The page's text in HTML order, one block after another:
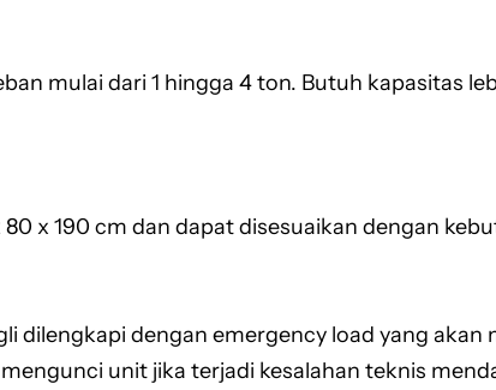
mulai dari 1 hingga 4 ton. Butuh kapasitas
x 190 cm dan dapat disesuaikan dengan
dilengkapi dengan emergency load yang
unit jika terjadi kesalahan teknis